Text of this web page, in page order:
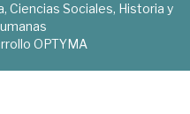
Ciencias Sociales, Historia y
OPTYMA